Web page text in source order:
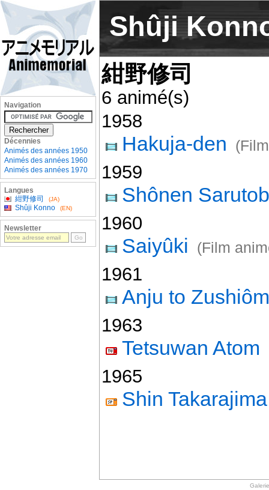
Shûji
紺野修司
6 animé(s)
1958
Hakuja-den
1959
Shônen
1960
Saiyûki (Film
1961
Anju to
1963
Tetsuwan Atom
1965
Shin Takarajima
Galerie
Navigation
Décennies
Animés des années 1950
Animés des années 1960
Animés des années 1970
Langues
紺野修司
(JA)
Shûji Konno (EN)
Newsletter